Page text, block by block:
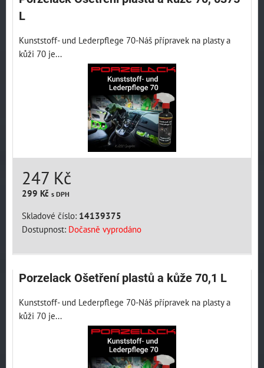
L
Kunststoff- und Lederpflege 70-Náš přípravek na plasty a
kůži 70 je...
247 Kč
299 Kč s DPH
Skladové číslo: 14139375
Dostupnost: Dočasně vyprodáno
Porzelack Ošetření plastů a kůže 70,1 L
Kunststoff- und Lederpflege 70-Náš přípravek na plasty a
kůži 70 je...